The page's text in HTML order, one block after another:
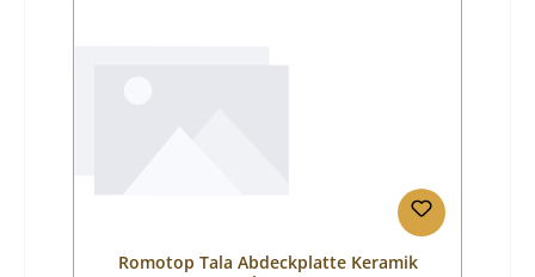
Romotop Tala Abdeckplatte Keramik